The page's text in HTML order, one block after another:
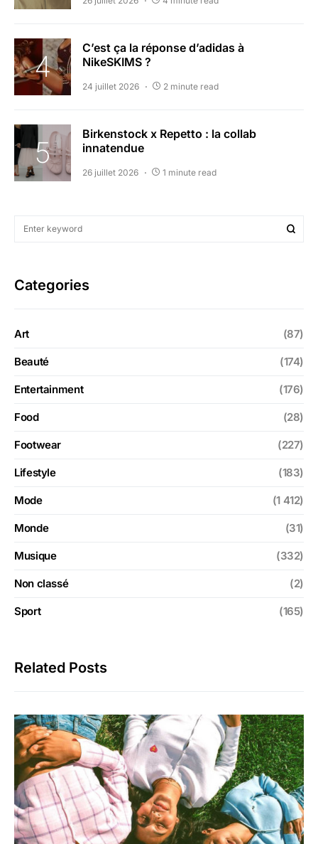
C’est ça la réponse d’adidas à
NikeSKIMS ?
24 juillet 2026 2 minute read
Birkenstock x Repetto : la collab
innatendue
26 juillet 2026 1 minute read
Categories
Art (87)
Beauté (174)
Entertainment (176)
Food (28)
Footwear (227)
Lifestyle (183)
Mode (1 412)
Monde (31)
Musique (332)
Non classé (2)
Sport (165)
Related Posts